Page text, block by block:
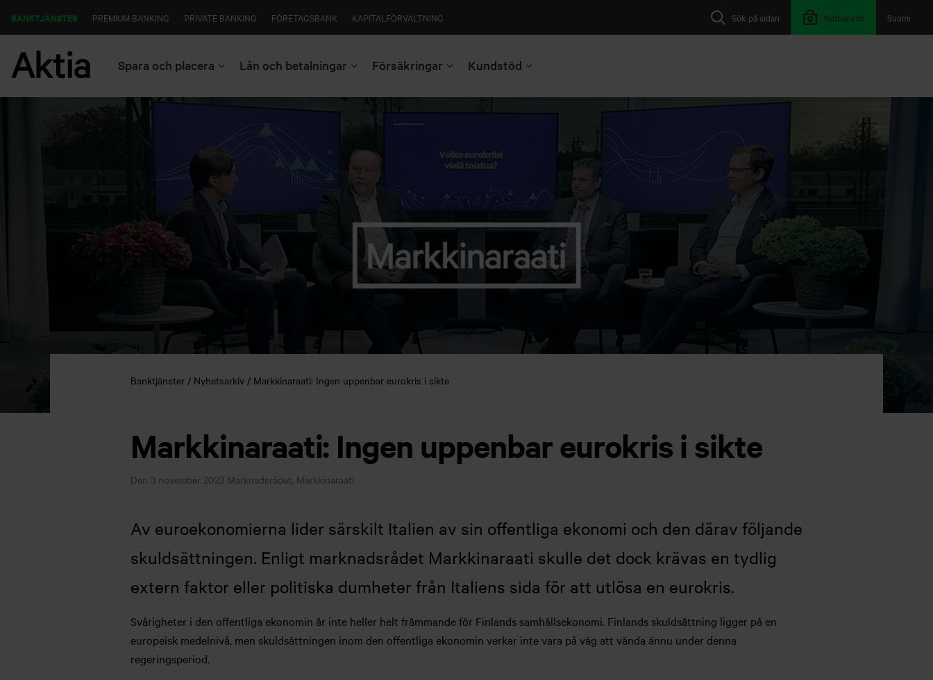
Suomi
Sök på sidan Nätbanken
BANKTJÄNSTER PREMIUM BANKING PRIVATE BANKING FÖRETAGSBANK KAPITALFÖRVALTNING
Spara och placera Lån och betalningar Försäkringar Kundstöd
Banktjänster Nyhetsarkiv Markkinaraati: Ingen uppenbar eurokris i sikte
Markkinaraati: Ingen uppenbar eurokris i sikte
Den 3 november 2023 Marknadsrådet, Markkinaraati
Av euroekonomierna lider särskilt Italien av sin offentliga ekonomi och den därav följande
skuldsättningen. Enligt marknadsrådet Markkinaraati skulle det dock krävas en tydlig
extern faktor eller politiska dumheter från Italiens sida för att utlösa en eurokris.
Svårigheter i den offentliga ekonomin är inte heller helt främmande för Finlands samhällsekonomi. Finlands skuldsättning ligger på en
europeisk medelnivå, men skuldsättningen inom den offentliga ekonomin verkar inte vara på väg att vända ännu under denna
regeringsperiod.